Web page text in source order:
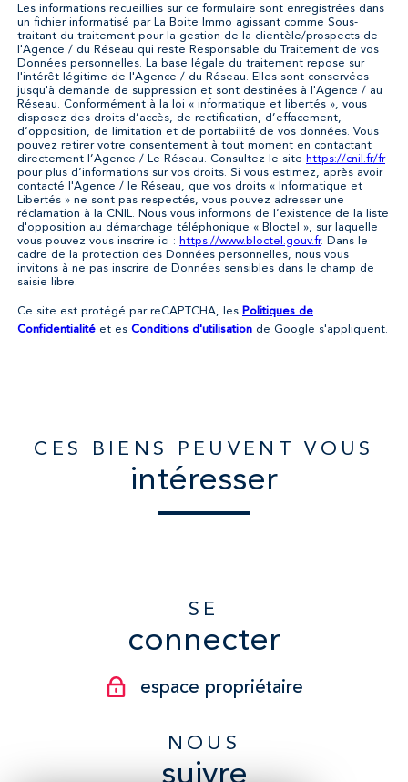
Les informations recueillies sur ce formulaire sont enregistrées dans
un fichier informatisé par La Boite Immo agissant comme Sous-
traitant du traitement pour la gestion de la clientèle/prospects de
l'Agence / du Réseau qui reste Responsable du Traitement de vos
Données personnelles. La base légale du traitement repose sur
l'intérêt légitime de l'Agence / du Réseau. Elles sont conservées
jusqu'à demande de suppression et sont destinées à l'Agence / au
Réseau. Conformément à la loi « informatique et libertés », vous
disposez des droits d’accès, de rectification, d’effacement,
d’opposition, de limitation et de portabilité de vos données. Vous
pouvez retirer votre consentement à tout moment en contactant
directement l’Agence / Le Réseau. Consultez le site https://cnil.fr/fr
pour plus d’informations sur vos droits. Si vous estimez, après avoir
contacté l'Agence / le Réseau, que vos droits « Informatique et
Libertés » ne sont pas respectés, vous pouvez adresser une
réclamation à la CNIL. Nous vous informons de l’existence de la liste
d'opposition au démarchage téléphonique « Bloctel », sur laquelle
vous pouvez vous inscrire ici : https://www.bloctel.gouv.fr. Dans le
cadre de la protection des Données personnelles, nous vous
invitons à ne pas inscrire de Données sensibles dans le champ de
saisie libre.
Ce site est protégé par reCAPTCHA, les Politiques de
Confidentialité et es Conditions d'utilisation de Google s'appliquent.
CES BIENS PEUVENT VOUS
intéresser
SE
connecter
espace propriétaire
NOUS
suivre